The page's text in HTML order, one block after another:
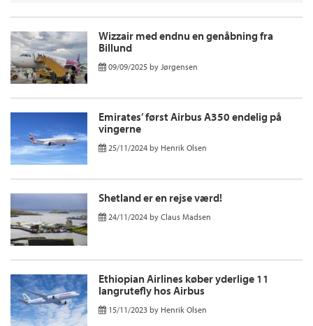
Wizzair med endnu en genåbning fra
Billund
09/09/2025 by Jørgensen
Emirates’ først Airbus A350 endelig på
vingerne
25/11/2024 by Henrik Olsen
Shetland er en rejse værd!
24/11/2024 by Claus Madsen
Ethiopian Airlines køber yderlige 11
langrutefly hos Airbus
15/11/2023 by Henrik Olsen